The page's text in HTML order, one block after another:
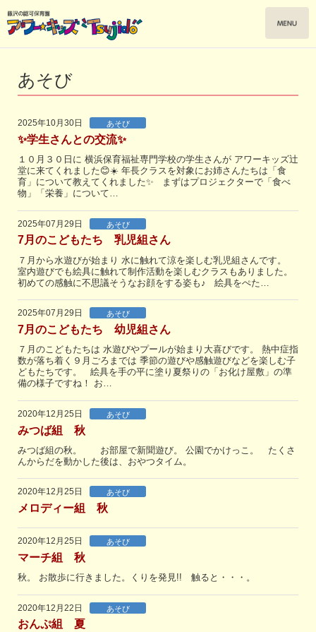
あそび
2025年10月30日 あそび
✨学生さんとの交流✨
１０月３０日に 横浜保育福祉専門学校の学生さんが アワーキッズ辻
堂に来てくれました😊☀️ 年長クラスを対象にお姉さんたちは「食
育」について教えてくれました✨ まずはプロジェクターで「食べ
物」「栄養」について…
2025年07月29日 あそび
7月のこどもたち 乳児組さん
７月から水遊びが始まり 水に触れて涼を楽しむ乳児組さんです。
室内遊びでも絵具に触れて制作活動を楽しむクラスもありました。
初めての感触に不思議そうなお顔をする姿も♪ 絵具をぺた…
2025年07月29日 あそび
7月のこどもたち 幼児組さん
７月のこどもたちは 水遊びやプールが始まり大喜びです。 熱中症指
数が落ち着く９月ごろまでは 季節の遊びや感触遊びなどを楽しむ子
どもたちです。 絵具を手の平に塗り夏祭りの「お化け屋敷」の準
備の様子ですね！ お…
2020年12月25日 あそび
みつば組 秋
みつば組の秋。 お部屋で新聞遊び。 公園でかけっこ。 たくさ
んからだを動かした後は、おやつタイム。
2020年12月25日 あそび
メロディー組 秋
2020年12月25日 あそび
マーチ組 秋
秋。 お散歩に行きました。くりを発見!! 触ると・・・。
2020年12月22日 あそび
おんぷ組 夏